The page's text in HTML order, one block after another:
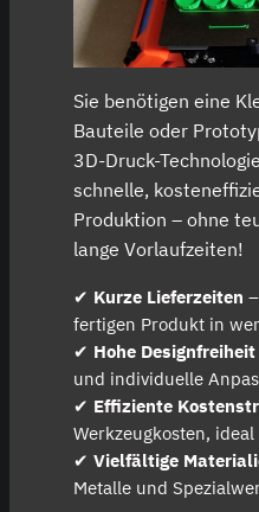
Sie benötigen eine
Bauteile oder
3D-Druck-
schnelle,
Produktion – ohne
lange Vorlaufzeiten!
✔ Kurze Lieferzeiten
fertigen Produkt in
✔ Hohe Designfreiheit
und individuelle
✔ Effiziente
Werkzeugkosten,
✔ Vielfältige
Metalle und